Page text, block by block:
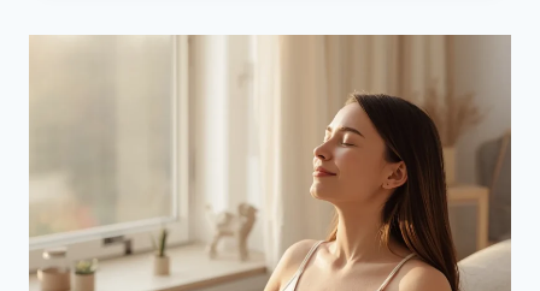
SEBENARNYA
DIBUTUHKAN